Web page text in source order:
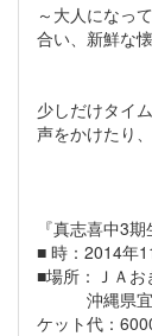
～大人になっ
合い、新鮮な
少しだけタイ
声をかけたり
『真志喜中3
■ 時：2014年
■場所：ＪＡ
沖縄県宜
ケット代：